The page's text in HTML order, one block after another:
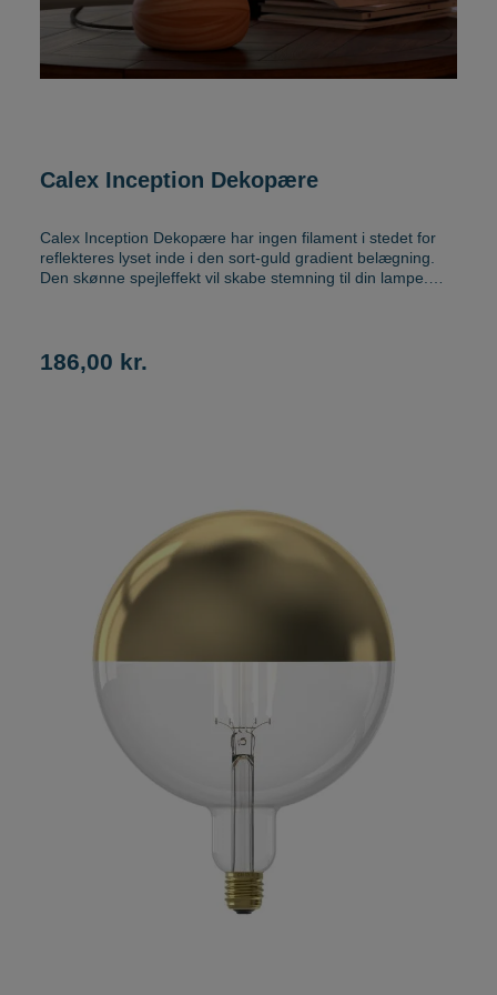
Calex Inception Dekopære
Calex Inception Dekopære har ingen filament i stedet for
reflekteres lyset inde i den sort-guld gradient belægning.
Den skønne spejleffekt vil skabe stemning til din lampe.
CRI 80
186,00 kr.